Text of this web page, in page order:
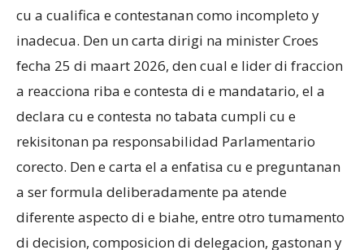
cu a cualifica e contestanan como incompleto y
inadecua. Den un carta dirigi na minister Croes
fecha 25 di maart 2026, den cual e lider di fraccion
a reacciona riba e contesta di e mandatario, el a
declara cu e contesta no tabata cumpli cu e
rekisitonan pa responsabilidad Parlamentario
corecto. Den e carta el a enfatisa cu e preguntanan
a ser formula deliberadamente pa atende
diferente aspecto di e biahe, entre otro tumamento
di decision, composicion di delegacion, gastonan y